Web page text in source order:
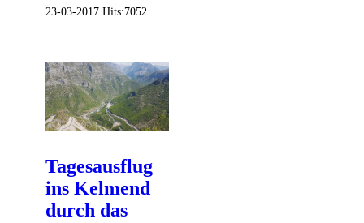
23-03-2017 Hits:7052
Tagesausflug
ins Kelmend
durch das